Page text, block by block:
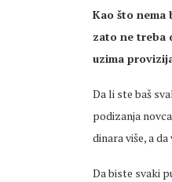
Kao što nema
zato ne treba
uzima
Da li ste baš
podizanja
dinara više, a
Da biste svaki